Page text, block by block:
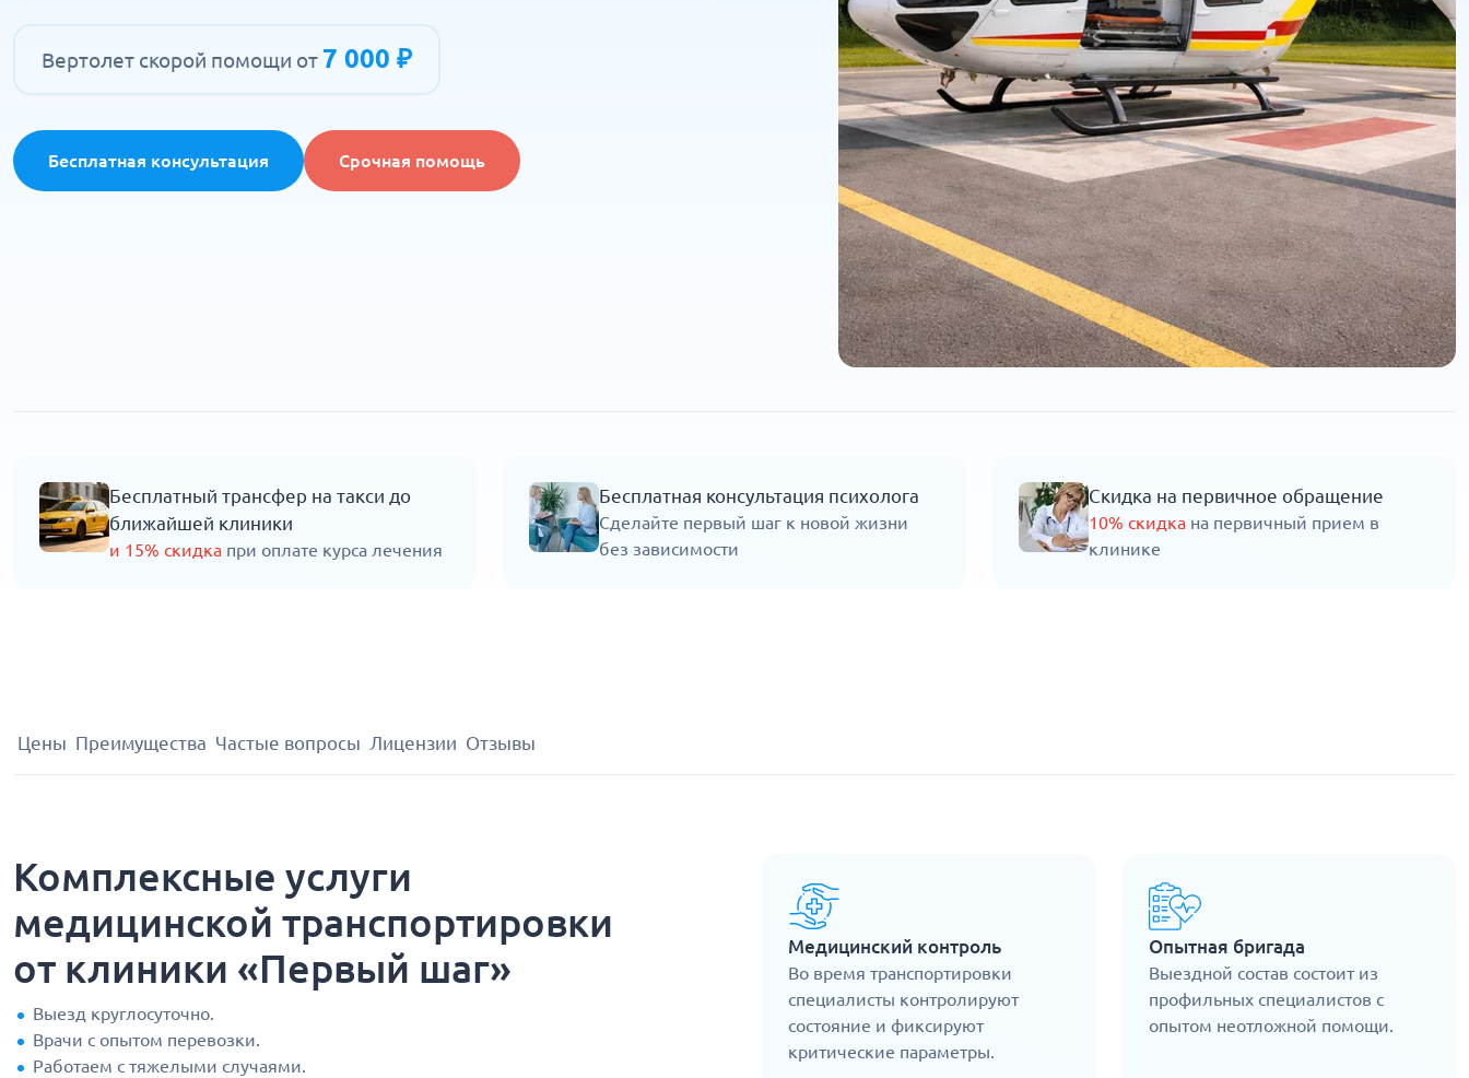
Вертолет скорой помощи от 7 000 ₽
Бесплатная консультация Срочная помощь
Бесплатный трансфер на такси до
ближайшей клиники
и 15% скидка при оплате курса лечения
Бесплатная консультация психолога
Сделайте первый шаг к новой жизни
без зависимости
Скидка на первичное обращение
10% скидка на первичный прием в
клинике
Цены Преимущества Частые вопросы Лицензии Отзывы
Комплексные услуги
медицинской транспортировки
от клиники «Первый шаг»
Выезд круглосуточно.
Врачи с опытом перевозки.
Работаем с тяжелыми случаями.
Медицинский контроль
Во время транспортировки
специалисты контролируют
состояние и фиксируют
критические параметры.
Опытная бригада
Выездной состав состоит из
профильных специалистов с
опытом неотложной помощи.